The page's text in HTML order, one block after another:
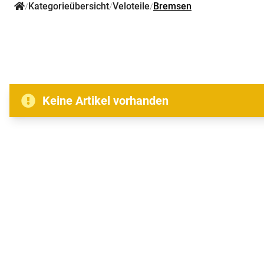
/Kategorieübersicht/Veloteile/Bremsen
Keine Artikel vorhanden